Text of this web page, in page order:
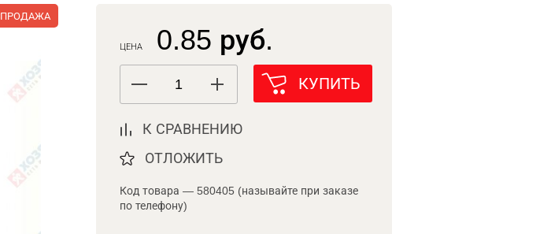
ЦЕНА 0.85 руб.
КУПИТЬ
К СРАВНЕНИЮ
ОТЛОЖИТЬ
Код товара — 580405 (называйте при заказе
по телефону)